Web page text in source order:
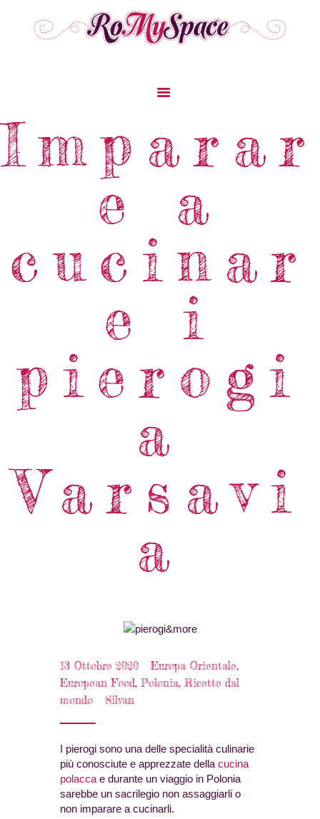
Imparar
e a
cucinar
e i
pierogi
a
Varsavi
a
Storie Di Viaggio
Cibo Dal Mondo
Viaggia Con Noi
News & Tips
Contatti
13 Ottobre 2020 Europa Orientale,
European Food, Polonia,Ricette dal
mondo
Silvan
I pierogi sono una delle specialità culinarie
più conosciute e apprezzate dellacucina
polaccae durante un viaggio in Polonia
sarebbe un sacrilegio non assaggiarli o
non imparare a cucinarli.